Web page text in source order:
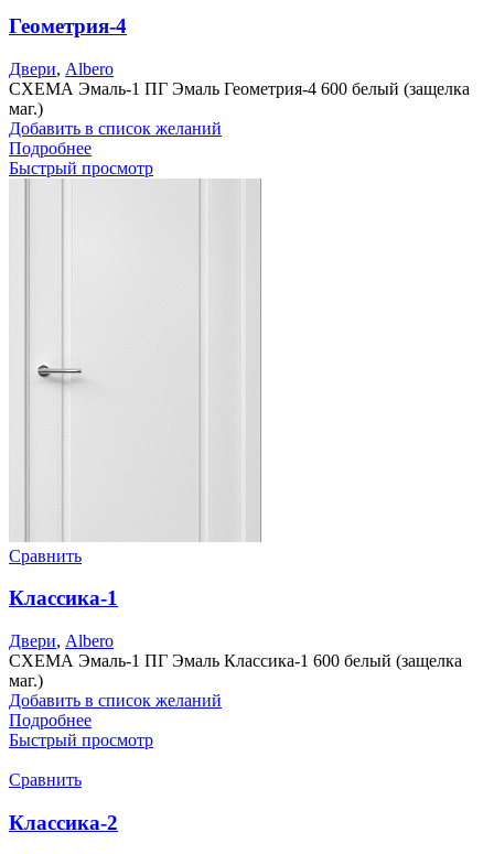
Геометрия-4
Двери, Albero
СХЕМА Эмаль-1 ПГ Эмаль Геометрия-4 600 белый (защелка
маг.)
Добавить в список желаний
Подробнее
Быстрый просмотр
Сравнить
Классика-1
Двери, Albero
СХЕМА Эмаль-1 ПГ Эмаль Классика-1 600 белый (защелка
маг.)
Добавить в список желаний
Подробнее
Быстрый просмотр
Сравнить
Классика-2